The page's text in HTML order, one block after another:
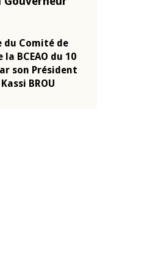
Comité de
BCEAO du 4
son Président
BROU